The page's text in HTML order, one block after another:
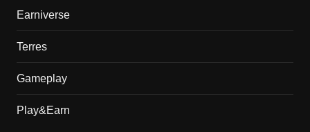
Earniverse
Terres
Gameplay
Play&Earn